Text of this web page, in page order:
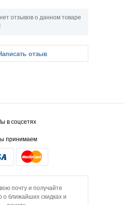
отзывов о данном товаре
отзыв
в соцсетях
принимаем
почту и получайте
ближайших скидках и